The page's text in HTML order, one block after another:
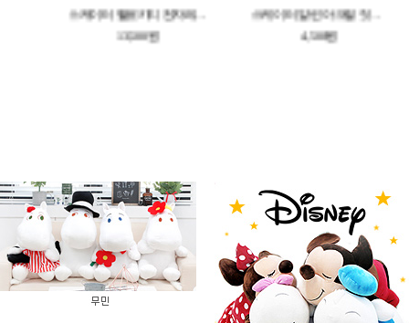
스케이터 헬로키티 전자레인지 가능 간편 식판 M
13,500원
스케이터 알린 아크릴 젓가락 21cm
4,500원